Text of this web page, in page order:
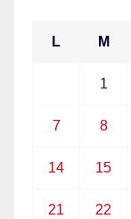
L M
1
7 8
14 15
21 22